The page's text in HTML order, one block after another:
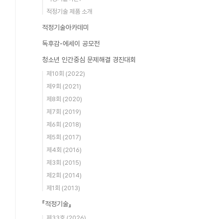
적정기술 제품 소개
적정기술아카데미
독후감-에세이 공모전
청소년 인간중심 문제해결 경진대회
제10회 (2022)
제9회 (2021)
제8회 (2020)
제7회 (2019)
제6회 (2018)
제5회 (2017)
제4회 (2016)
제3회 (2015)
제2회 (2014)
제1회 (2013)
『적정기술』